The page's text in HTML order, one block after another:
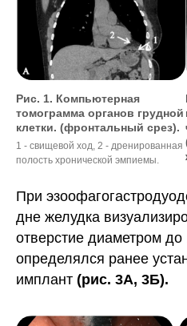
Рис. 1. Компьютерная
томограмма органов грудной
клетки. (фронтальный срез).
1 - свищевой ход, 2 - дренированная
полость хронической эмпиемы.
При
дне желудка
отверстие диаметром до
определялся ранее
имплант (рис. 3А, 3Б).